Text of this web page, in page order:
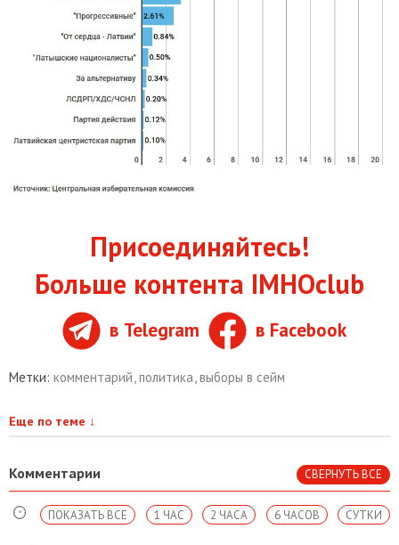
Присоединяйтесь!
Больше контента IMHOclub
в Telegram в Facebook
Метки: комментарий политика выборы в сейм
Еще по теме ↓
Комментарии СВЕРНУТЬ ВСЕ
СУТКИ
6 ЧАСОВ
2 ЧАСА
1 ЧАС
ПОКАЗАТЬ ВСЕ